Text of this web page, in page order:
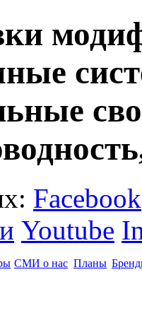
Facebook
Youtube
СМИ о нас Планы